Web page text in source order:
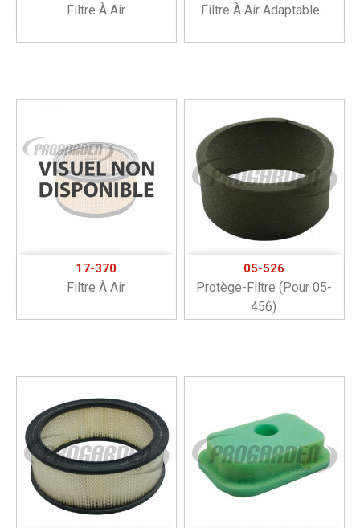
Filtre À Air Filtre À Air Adaptable...
17-370
Filtre À Air
05-526
Protège-Filtre (pour 05-
456)